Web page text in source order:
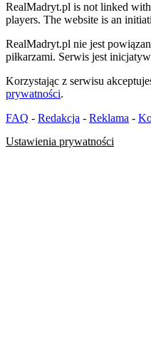
RealMadryt.pl is not linked
players. The website is an
RealMadryt.pl nie jest
piłkarzami. Serwis jest
Korzystając z serwisu
prywatności.
FAQ - Redakcja - Reklama -
Ustawienia prywatności